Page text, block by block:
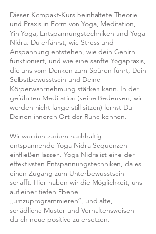
Dieser Kompakt-Kurs beinhaltete Theorie
und Praxis in Form von Yoga, Meditation,
Yin Yoga, Entspannungstechniken und Yoga
Nidra. Du erfährst, wie Stress und
Anspannung entstehen, wie dein Gehirn
funktioniert, und wie eine sanfte Yogapraxis,
die uns vom Denken zum Spüren führt, Dein
Selbstbewusstsein und Deine
Körperwahrnehmung stärken kann. In der
geführten Meditation (keine Bedenken, wir
werden nicht lange still sitzen) lernst Du
Deinen inneren Ort der Ruhe kennen.
Wir werden zudem nachhaltig
entspannende Yoga Nidra Sequenzen
einfließen lassen. Yoga Nidra ist eine der
effektivsten Entspannungstechniken, da es
einen Zugang zum Unterbewusstsein
schafft. Hier haben wir die Möglichkeit, uns
auf einer tiefen Ebene
„umzuprogrammieren“, und alte,
schädliche Muster und Verhaltensweisen
durch neue positive zu ersetzen.